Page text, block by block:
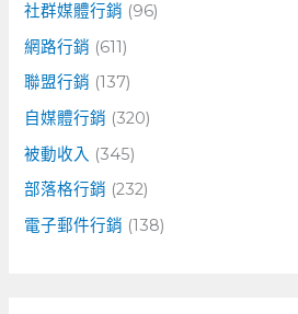
社群媒體行銷 (96)
網路行銷 (611)
聯盟行銷 (137)
自媒體行銷 (320)
被動收入 (345)
部落格行銷 (232)
電子郵件行銷 (138)